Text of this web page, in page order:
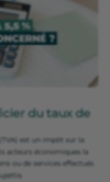
du taux de
(TVA) est un impôt sur la
acteurs économiques la
ou de services effectués